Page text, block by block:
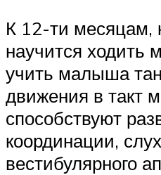
К 12-ти месяцам,
научится ходить
учить малыша
движения в такт
способствуют
координации,
вестибулярного